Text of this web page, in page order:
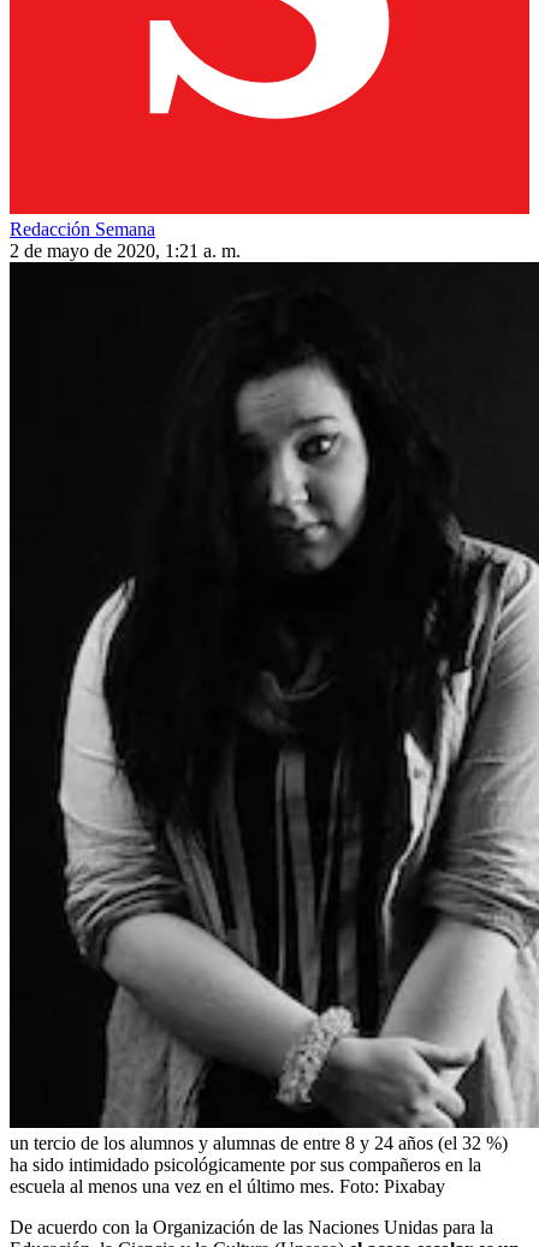
Redacción Semana
2 de mayo de 2020, 1:21 a. m.
un tercio de los alumnos y alumnas de entre 8 y 24 años (el 32 %)
ha sido intimidado psicológicamente por sus compañeros en la
escuela al menos una vez en el último mes. Foto: Pixabay
De acuerdo con la Organización de las Naciones Unidas para la